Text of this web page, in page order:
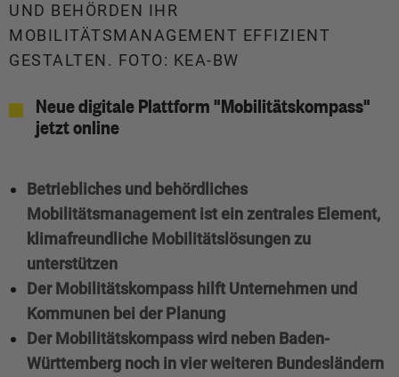
UND BEHÖRDEN IHR
MOBILITÄTSMANAGEMENT EFFIZIENT
GESTALTEN. FOTO: KEA-BW
Neue digitale Plattform "Mobilitätskompass"
jetzt online
Betriebliches und behördliches
Mobilitätsmanagement ist ein zentrales Element,
klimafreundliche Mobilitätslösungen zu
unterstützen
Der Mobilitätskompass hilft Unternehmen und
Kommunen bei der Planung
Der Mobilitätskompass wird neben Baden-
Württemberg noch in vier weiteren Bundesländern